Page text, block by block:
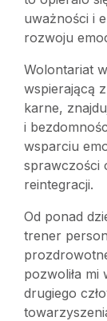
uważności i
rozwoju
Wolontariat
wspierającą
karne,
i
wsparciu
sprawczości
reintegracji.
Od ponad
trener
pozwoliła
drugiego